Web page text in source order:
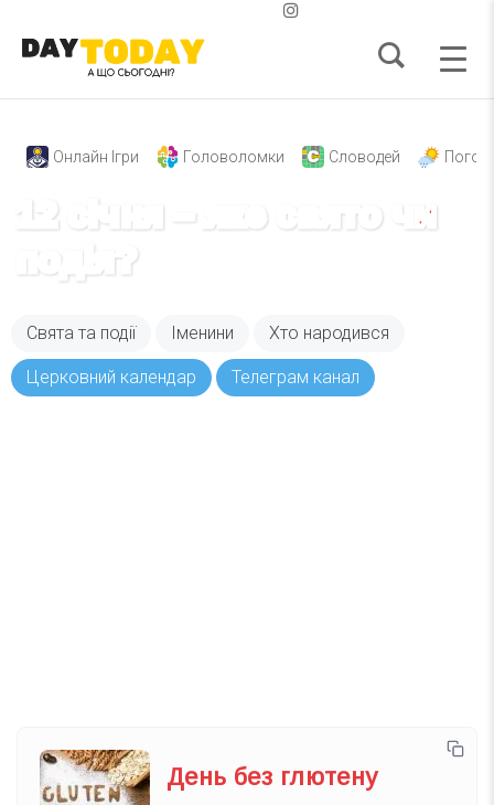
Онлайн Ігри Головоломки Словодей
12 січня – яке свято чи
подія?
Свята та події Іменини Хто народився
Церковний календар Телеграм канал
День без глютену